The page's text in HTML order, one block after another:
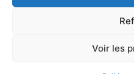
Voir les